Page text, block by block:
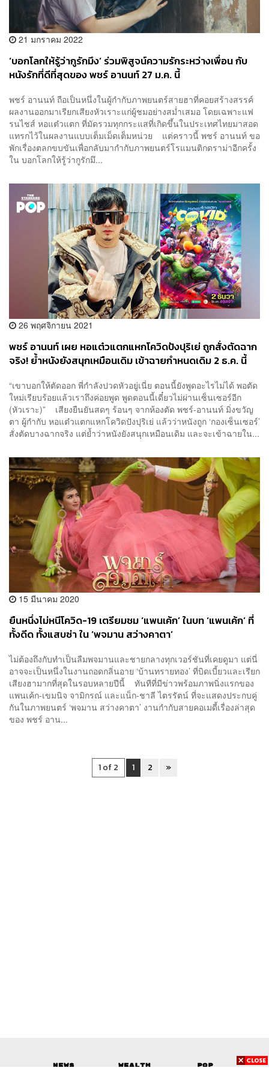
21 มกราคม 2022
‘บอกโลกให้รู้ว่ากูรักมึง’ ร่วมพิสูจน์ความรักระหว่างเพื่อน กับ
หนังรักที่ดีที่สุดของ พชร์ อานนท์ 27 ม.ค. นี้
พชร์ อานนท์ ถือเป็นหนึ่งในผู้กำกับภาพยนตร์สายฮาที่คอยสร้างสรรค์
ผลงานออกมาเรียกเสียงหัวเราะแก่ผู้ชมอย่างสม่ำเสมอ โดยเฉพาะแฟ
รนไชส์ หอแต๋วแตก ที่มัดรวมทุกกระแสที่เกิดขึ้นในประเทศไทยมาสอด
แทรกไว้ในผลงานแบบเต็มเม็ดเต็มหน่วย แต่คราวนี้ พชร์ อานนท์ ขอ
พักเรื่องตลกขบขันเพื่อกลับมากำกับภาพยนตร์โรแมนติกดราม่าอีกครั้ง
ใน บอกโลกให้รู้ว่ากูรักมึ...
26 พฤศจิกายน 2021
พชร์ อานนท์ เผย หอแต๋วแตกแหกโควิดปังปุริเย่ ถูกสั่งตัดฉาก
จริง! ย้ำหนังยังสนุกเหมือนเดิม เข้าฉายกำหนดเดิม 2 ธ.ค. นี้
“เขาบอกให้ตัดออก พี่กำลังปวดหัวอยู่เนี่ย ตอนนี้ยังพูดอะไรไม่ได้ พอตัด
ใหม่เรียบร้อยแล้วเราถึงค่อยพูด พูดตอนนี้เดี๋ยวไม่ผ่านเซ็นเซอร์อีก
(หัวเราะ)” เสียงยืนยันสดๆ ร้อนๆ จากห้องตัด พชร์-อานนท์ มิ่งขวัญ
ตา ผู้กำกับ หอแต๋วแตกแหกโควิดปังปุริเย่ แล้วว่าหนังถูก ‘กองเซ็นเซอร์’
สั่งตัดบางฉากจริง แต่ย้ำว่าหนังยังสนุกเหมือนเดิม และจะเข้าฉายใน...
15 มีนาคม 2020
ยืนหนึ่งไม่หนีโควิด-19 เตรียมชม ‘แพนเค้ก’ ในบท ‘แพนเค้ก’ ที่
ทั้งดีด ทั้งแสบซ่า ใน ‘พจมาน สว่างคาตา’
ไม่ต้องถึงกับทำเป็นลืมพจมานและชายกลางทุกเวอร์ชันที่เคยดูมา แต่นี่
อาจจะเป็นหนึ่งในงานถอดกลิ่นอาย ‘บ้านทรายทอง’ ที่บิดเบี้ยวและเรียก
เสียงฮามากที่สุดในรอบหลายปีนี้ ทันทีที่มีข่าวพร้อมภาพนิ่งแรกของ
แพนเค้ก-เขมนิจ จามิกรณ์ และแน็ก-ชาลี ไตรรัตน์ ที่จะแสดงประกบคู่
กันในภาพยนตร์ ‘พจมาน สว่างคาตา’ งานกำกับสายคอเมดี้เรื่องล่าสุด
ของ พชร์ อาน...
1 of 2 1 2 »
News Wealth
Pop